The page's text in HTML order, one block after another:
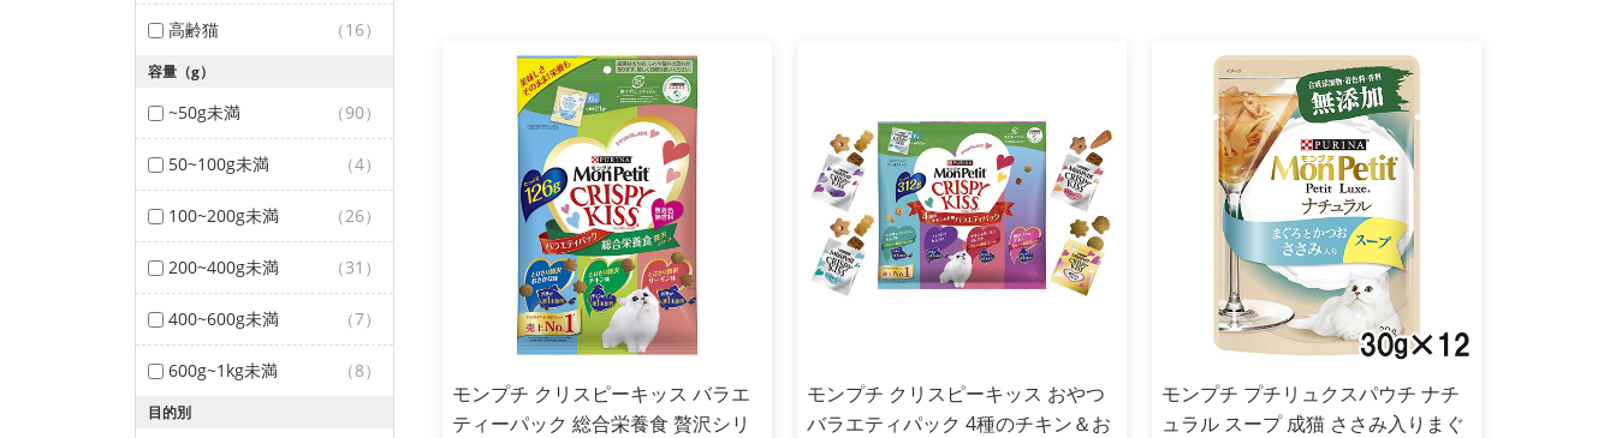
高齢猫 （16）
容量（g）
~50g未満 （90）
50~100g未満 （4）
100~200g未満 （26）
200~400g未満 （31）
400~600g未満 （7）
600g~1kg未満 （8）
目的別
モンプチ クリスピーキッス バラエ
ティーパック 総合栄養食 贅沢シリ
モンプチ クリスピーキッス おやつ
バラエティパック 4種のチキン＆お
モンプチ プチリュクスパウチ ナチ
ュラル スープ 成猫 ささみ入りまぐ